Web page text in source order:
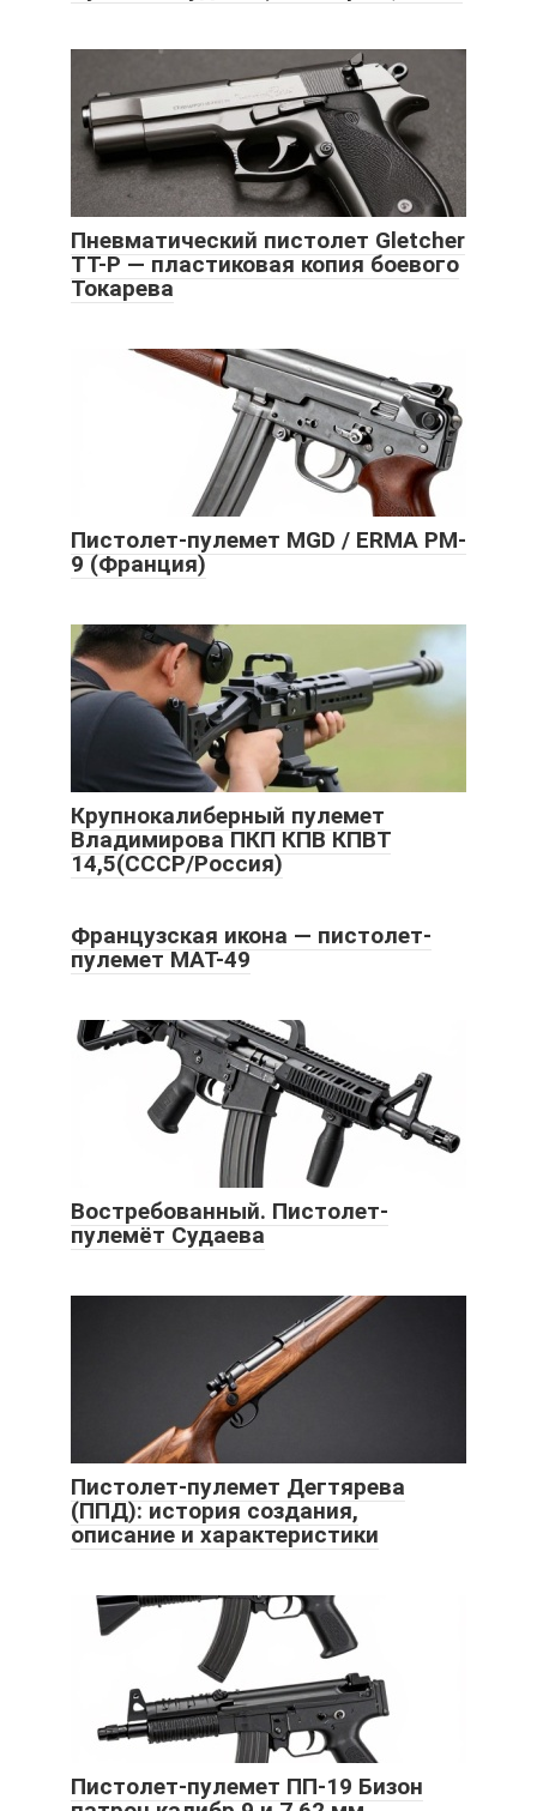
Пневматический пистолет Gletcher
TT-P — пластиковая копия боевого
Токарева
Пистолет-пулемет MGD / ERMA PM-
9 (Франция)
Крупнокалиберный пулемет
Владимирова ПКП КПВ КПВТ
14,5(СССР/Россия)
Французская икона — пистолет-
пулемет MAT-49
Востребованный. Пистолет-
пулемёт Судаева
Пистолет-пулемет Дегтярева
(ППД): история создания,
описание и характеристики
Пистолет-пулемет ПП-19 Бизон